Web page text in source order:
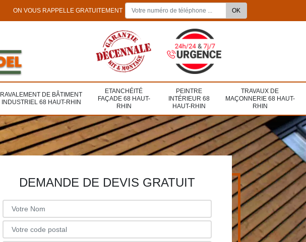
ON VOUS RAPPELLE GRATUITEMENT
RAVALEMENT DE BÂTIMENT
INDUSTRIEL 68 HAUT-RHIN
ETANCHÉITÉ
FAÇADE 68 HAUT-
RHIN
PEINTRE
INTÉRIEUR 68
HAUT-RHIN
TRAVAUX DE
MAÇONNERIE 68 HAUT-
RHIN
DEMANDE DE DEVIS GRATUIT